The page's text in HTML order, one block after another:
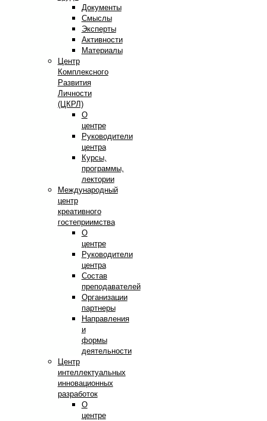
Документы
Смыслы
Эксперты
Активности
Материалы
Центр
Комплексного
Развития
Личности
(ЦКРЛ)
О
центре
Руководители
центра
Курсы,
программы,
лектории
Международный
центр
креативного
гостеприимства
О
центре
Руководители
центра
Состав
преподавателей
Организации
партнеры
Направления
и
формы
деятельности
Центр
интеллектуальных
инновационных
разработок
О
центре